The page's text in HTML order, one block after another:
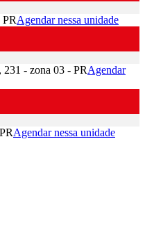
Agendar nessa unidade
231 - zona 03 - PRAgendar
Agendar nessa unidade